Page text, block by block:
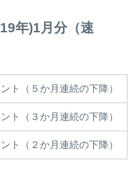
年)1月分（速
ト（５か月連続の下降）
ト（３か月連続の下降）
ト（２か月連続の下降）